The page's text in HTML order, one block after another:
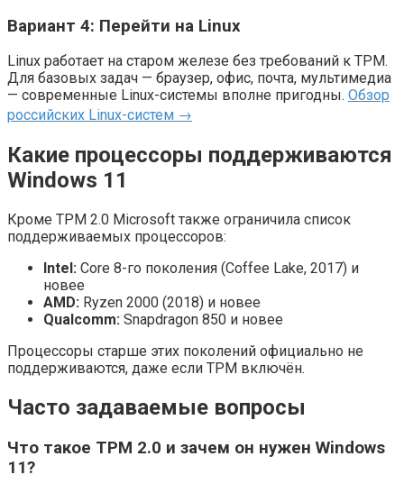
Вариант 4: Перейти на Linux
Linux работает на старом железе без требований к TPM.
Для базовых задач — браузер, офис, почта, мультимедиа
— современные Linux-системы вполне пригодны. Обзор
российских Linux-систем →
Какие процессоры поддерживаются
Windows 11
Кроме TPM 2.0 Microsoft также ограничила список
поддерживаемых процессоров:
Intel: Core 8-го поколения (Coffee Lake, 2017) и
новее
AMD: Ryzen 2000 (2018) и новее
Qualcomm: Snapdragon 850 и новее
Процессоры старше этих поколений официально не
поддерживаются, даже если TPM включён.
Часто задаваемые вопросы
Что такое TPM 2.0 и зачем он нужен Windows
11?